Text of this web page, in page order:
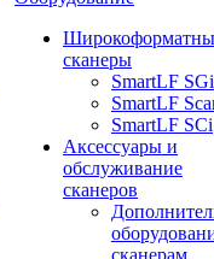
сканеры
SmartLF SGi
SmartLF
SmartLF SCi
Аксессуары и
обслуживание
сканеров
сканерам